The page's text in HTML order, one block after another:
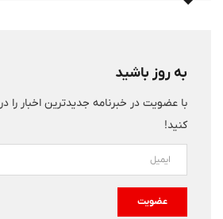
به روز باشید
با عضویت در خبرنامه جدیدترین اخبار را
کنید!
عضویت